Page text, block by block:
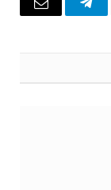
تيلقرامالبريد